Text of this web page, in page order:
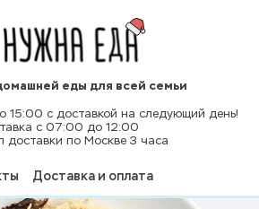
еды для всей семьи
15:00 с доставкой на следующий день!
с 07:00 до 12:00
доставки по Москве 3 часа
Доставка и оплата